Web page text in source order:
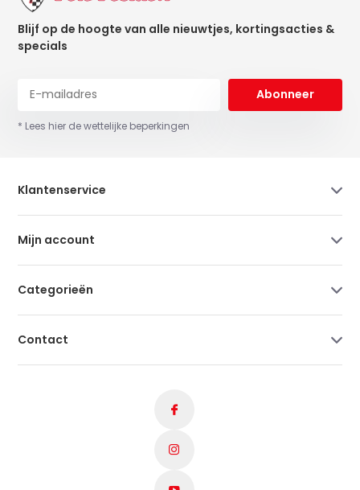
Blijf op de hoogte van alle nieuwtjes, kortingsacties &
specials
Abonneer
* Lees hier de wettelijke beperkingen
Klantenservice
Mijn account
Categorieën
Contact